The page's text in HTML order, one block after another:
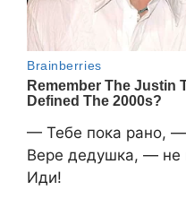
— Тебе пока рано, —
Вере дедушка, — не
Иди!